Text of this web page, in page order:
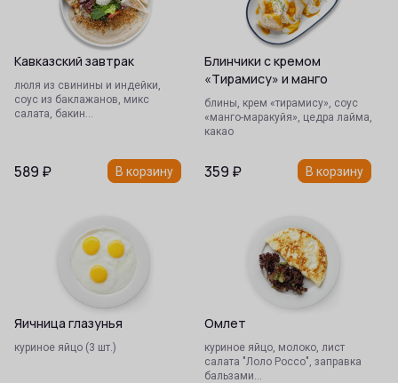
Кавказский завтрак
люля из свинины и индейки,
соус из баклажанов, микс
салата, бакин…
589 ₽ В корзину
Блинчики с кремом
«Тирамису» и манго
блины, крем «тирамису», соус
«манго-маракуйя», цедра лайма,
какао
359 ₽ В корзину
Яичница глазунья
куриное яйцо (3 шт.)
Омлет
куриное яйцо, молоко, лист
салата "Лоло Россо", заправка
бальзами…